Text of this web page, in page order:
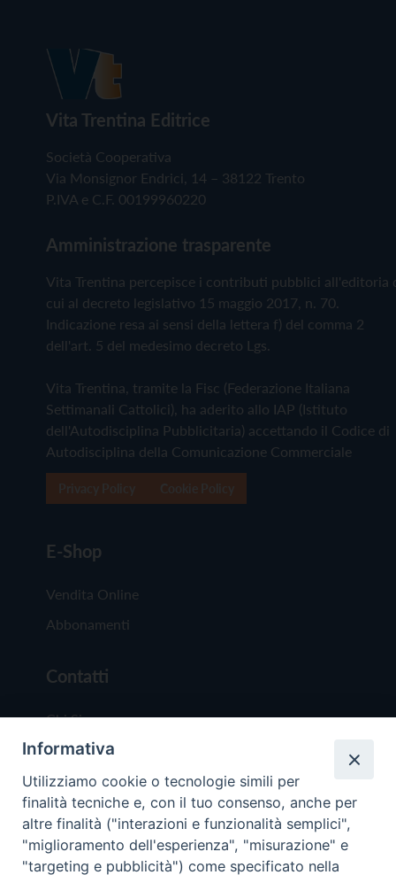
Vita Trentina Editrice
Società Cooperativa
Via Monsignor Endrici, 14 – 38122 Trento
P.IVA e C.F. 00199960220
Amministrazione trasparente
Vita Trentina percepisce i contributi pubblici all'editoria
cui al decreto legislativo 15 maggio 2017, n. 70.
Indicazione resa ai sensi della lettera f) del comma 2
dell'art. 5 del medesimo decreto Lgs.
Vita Trentina, tramite la Fisc (Federazione Italiana
Settimanali Cattolici), ha aderito allo IAP (Istituto
dell'Autodisciplina Pubblicitaria) accettando il Codice di
Autodisciplina della Comunicazione Commerciale
E-Shop
Vendita Online
Abbonamenti
Contatti
Chi Siamo
Redazione
Scrivici
Informativa
Utilizziamo cookie o tecnologie simili per
finalità tecniche e, con il tuo consenso, anche per
altre finalità ("interazioni e funzionalità semplici",
"miglioramento dell'esperienza", "misurazione" e
"targeting e pubblicità") come specificato nella